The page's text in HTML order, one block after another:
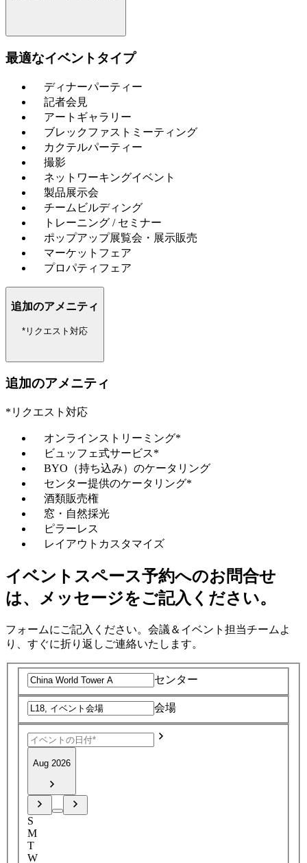
最適なイベントタイプ
ディナーパーティー
記者会見
アートギャラリー
ブレックファストミーティング
カクテルパーティー
撮影
ネットワーキングイベント
製品展示会
チームビルディング
トレーニング / セミナー
ポップアップ展覧会・展示販売
マーケットフェア
プロパティフェア
追加のアメニティ
*リクエスト対応
追加のアメニティ
*リクエスト対応
オンラインストリーミング*
ビュッフェ式サービス*
BYO（持ち込み）のケータリング
センター提供のケータリング*
酒類販売権
窓・自然採光
ピラーレス
レイアウトカスタマイズ
イベントスペース予約へのお問合せ
は、メッセージをご記入ください。
フォームにご記入ください。会議＆イベント担当チームよ
り、すぐに折り返しご連絡いたします。
センター
会場
Aug 2026
S
M
T
W